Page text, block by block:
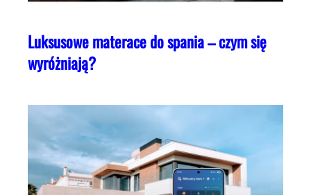
Luksusowe materace do spania – czym się
wyróżniają?